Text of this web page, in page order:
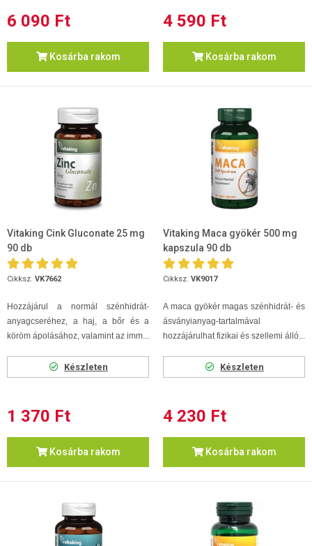
6 090 Ft
Kosárba rakom
4 590 Ft
Kosárba rakom
Vitaking Cink Gluconate 25 mg
90 db
Cikksz. VK7662
Hozzájárul a normál szénhidrát-
anyagcseréhez, a haj, a bőr és a
köröm ápolásához, valamint az imm...
Készleten
1 370 Ft
Kosárba rakom
Vitaking Maca gyökér 500 mg
kapszula 90 db
Cikksz. VK9017
A maca gyökér magas szénhidrát- és
ásványianyag-tartalmával
hozzájárulhat fizikai és szellemi álló...
Készleten
4 230 Ft
Kosárba rakom